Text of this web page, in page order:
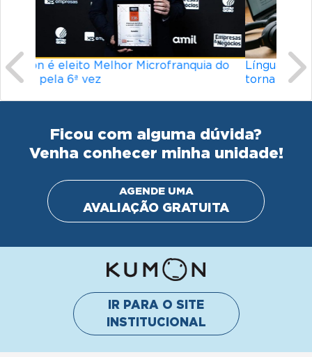
Ficou com alguma dúvida?
Venha conhecer minha unidade!
IR PARA O SITE
Todos os direitos reservados
Política de privacidade
Nossos escritórios